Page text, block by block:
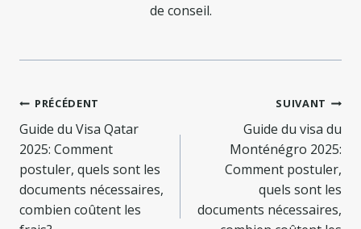
de conseil.
Navigation
de
l’article
PRÉCÉDENT
Guide du Visa Qatar
2025: Comment
postuler, quels sont les
documents nécessaires,
combien coûtent les
SUIVANT
Guide du visa du
Monténégro 2025:
Comment postuler,
quels sont les
documents nécessaires,